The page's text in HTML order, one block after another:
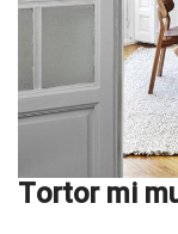
Tortor mi